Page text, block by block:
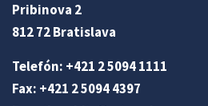
Pribinova 2
812 72 Bratislava
Telefón: +421 2 5094 1111
Fax: +421 2 5094 4397